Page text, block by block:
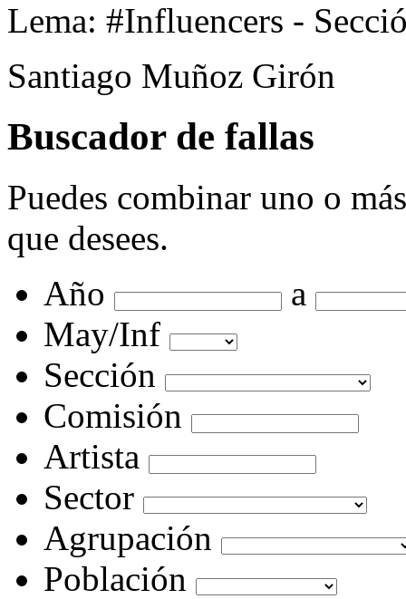
Lema: #Influencers -
Santiago Muñoz Girón
Buscador de fallas
Puedes combinar uno o
que desees.
Año
a
May/Inf
Sección
Comisión
Artista
Sector
Agrupación
Población